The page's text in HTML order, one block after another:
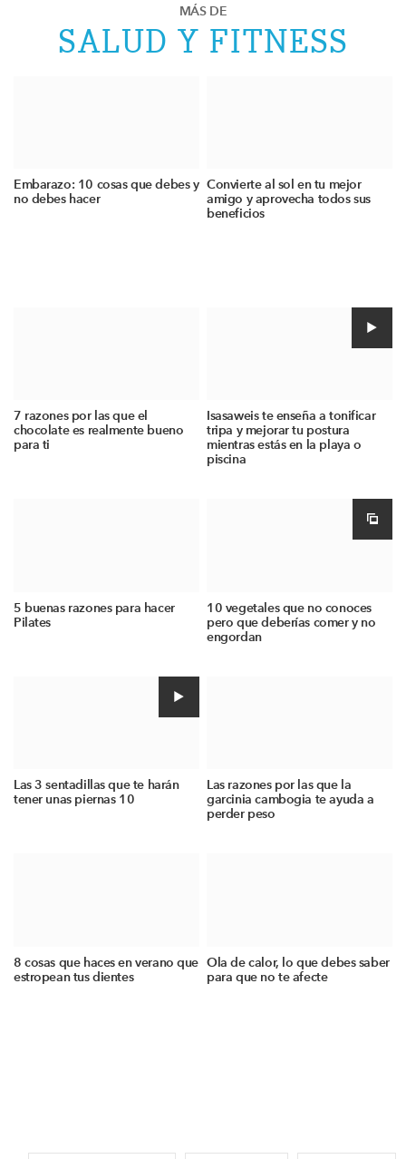
MÁS DE
SALUD Y FITNESS
Embarazo: 10 cosas que debes y
no debes hacer
Convierte al sol en tu mejor
amigo y aprovecha todos sus
beneficios
7 razones por las que el
chocolate es realmente bueno
para ti
Isasaweis te enseña a tonificar
tripa y mejorar tu postura
mientras estás en la playa o
piscina
5 buenas razones para hacer
Pilates
10 vegetales que no conoces
pero que deberías comer y no
engordan
Las 3 sentadillas que te harán
tener unas piernas 10
Las razones por las que la
garcinia cambogia te ayuda a
perder peso
8 cosas que haces en verano que
estropean tus dientes
Ola de calor, lo que debes saber
para que no te afecte